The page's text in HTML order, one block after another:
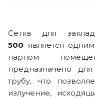
Сетка для
500 является
парном
предназначено
трубу, что
излучение,